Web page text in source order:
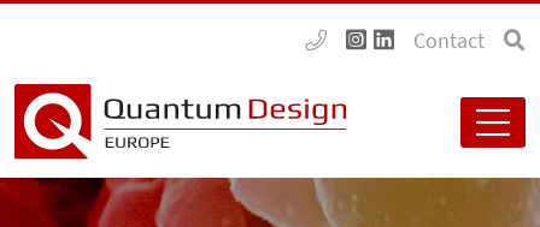
Contact